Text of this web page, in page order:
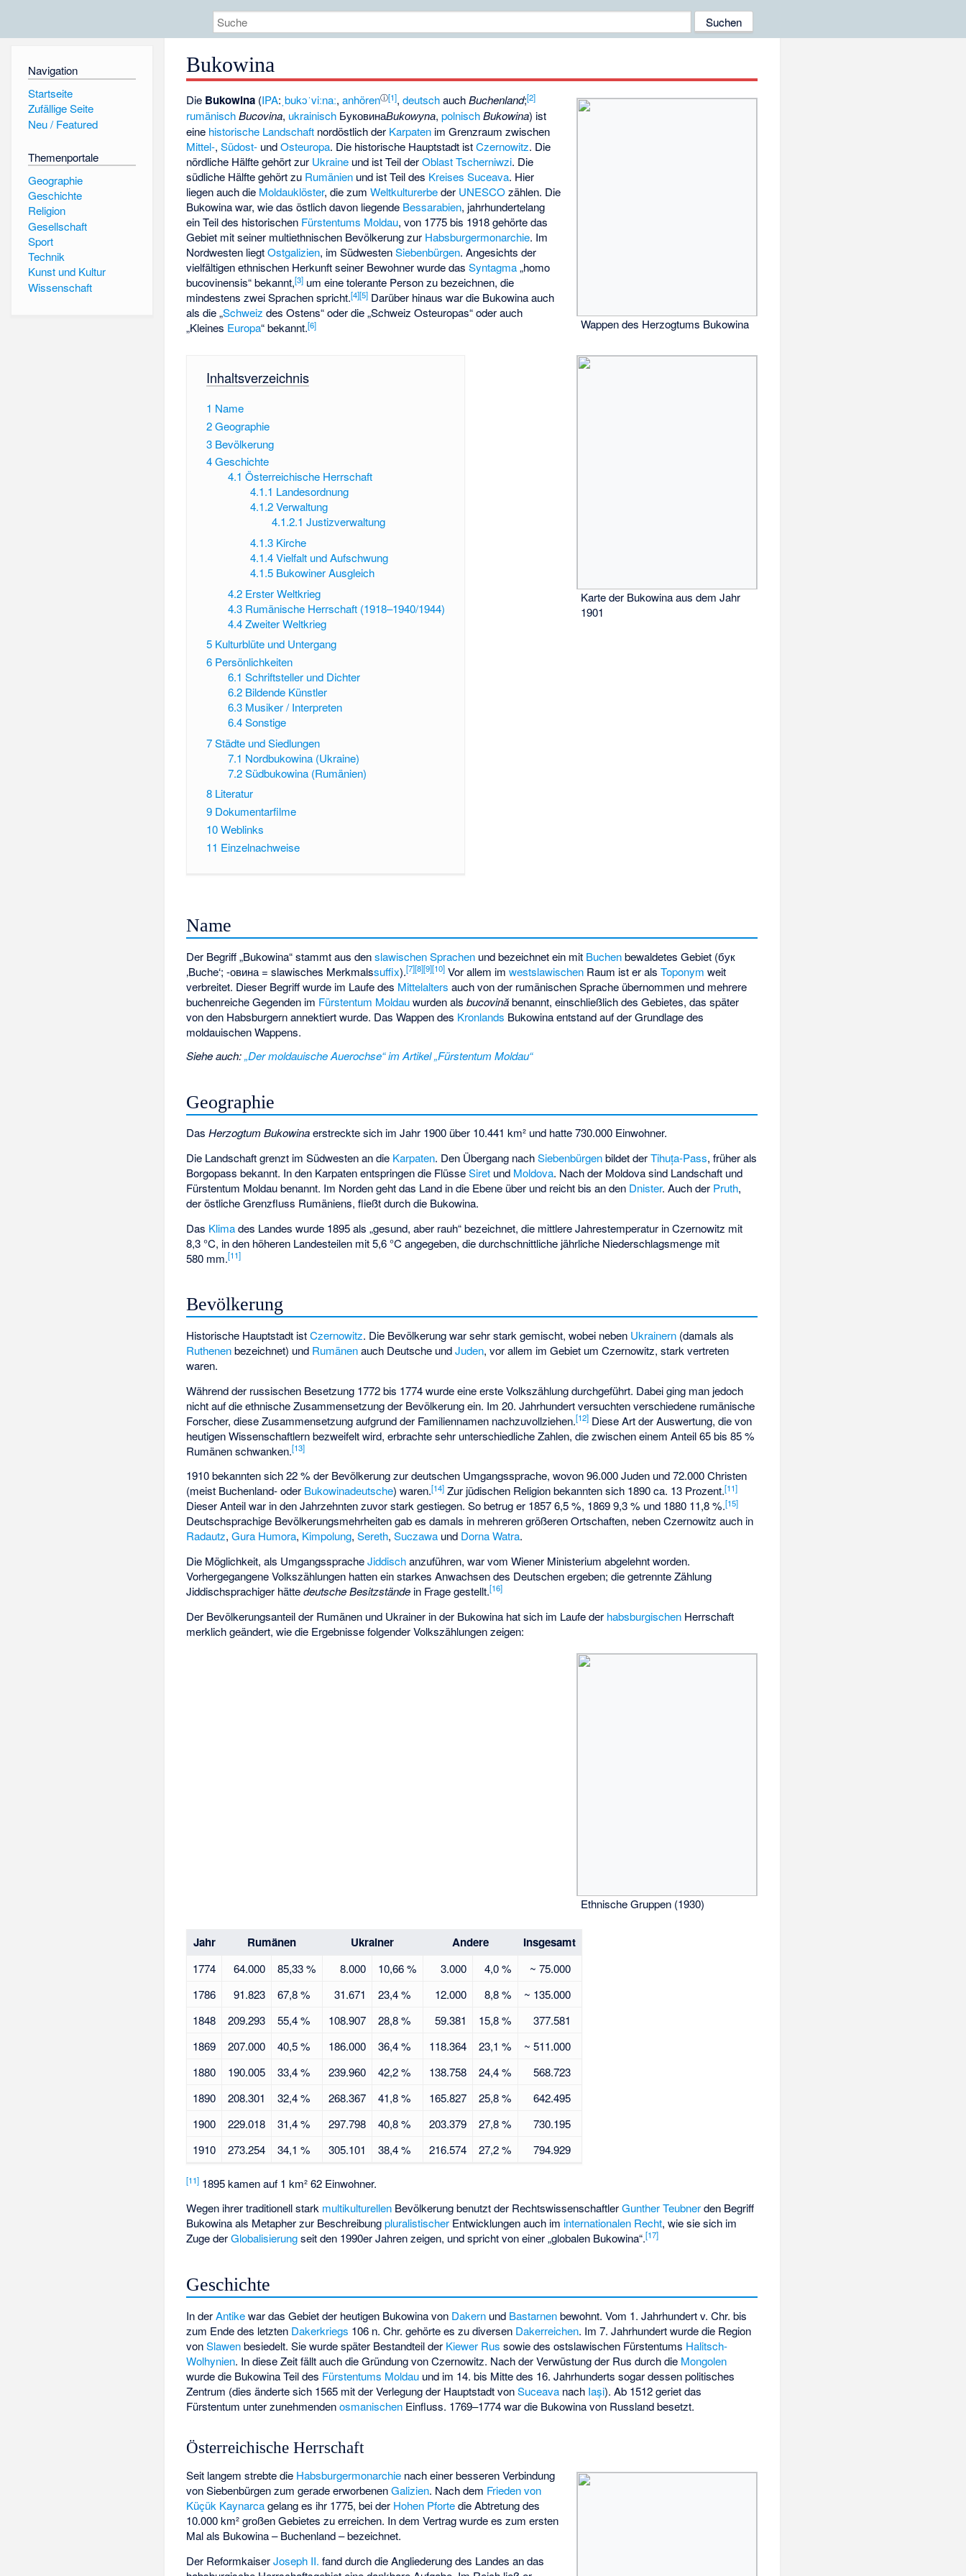
Navigation
Startseite
Zufällige Seite
Neu / Featured
Themenportale
Geographie
Geschichte
Religion
Gesellschaft
Sport
Technik
Kunst und Kultur
Wissenschaft
Bukowina
Wappen des Herzogtums Bukowina
Karte der Bukowina aus dem Jahr
1901
Die Bukowina (IPA: ˌbukɔˈviːnaː,anhörenⓘ[1],deutschauchBuchenland;[2]
rumänisch Bucovina, ukrainisch БуковинаBukowyna,polnisch Bukowina) ist
eine historische Landschaft nordöstlich der Karpaten im Grenzraum zwischen
Mittel-,Südost- undOsteuropa. Die historische Hauptstadt istCzernowitz. Die
nördliche Hälfte gehört zur Ukraine und ist Teil derOblast Tscherniwzi. Die
südliche Hälfte gehört zu Rumänien und ist Teil des Kreises Suceava. Hier
liegen auch die Moldauklöster, die zumWeltkulturerbeder UNESCOzählen. Die
Bukowina war, wie das östlich davon liegende Bessarabien, jahrhundertelang
ein Teil des historischen Fürstentums Moldau, von 1775 bis 1918 gehörte das
Gebiet mit seiner multiethnischen Bevölkerung zur Habsburgermonarchie. Im
Nordwesten liegtOstgalizien, im SüdwestenSiebenbürgen. Angesichts der
vielfältigen ethnischen Herkunft seiner Bewohner wurde dasSyntagma„homo
bucovinensis“ bekannt,[3] um eine tolerante Person zu bezeichnen, die
mindestens zwei Sprachen spricht.[4][5] Darüber hinaus war die Bukowina auch
als die „Schweiz des Ostens“ oder die „Schweiz Osteuropas“ oder auch
„Kleines Europa“ bekannt.[6]
Inhaltsverzeichnis
1 Name
2Geographie
3 Bevölkerung
4Geschichte
4.1 Österreichische Herrschaft
4.1.1 Landesordnung
4.1.2 Verwaltung
4.1.2.1 Justizverwaltung
4.1.3 Kirche
4.1.4 Vielfalt und Aufschwung
4.1.5 Bukowiner Ausgleich
4.2 Erster Weltkrieg
4.3 Rumänische Herrschaft (1918–1940/1944)
4.4 Zweiter Weltkrieg
5 Kulturblüte und Untergang
6 Persönlichkeiten
6.1 Schriftsteller und Dichter
6.2 Bildende Künstler
6.3 Musiker / Interpreten
6.4 Sonstige
7Städte und Siedlungen
7.1 Nordbukowina (Ukraine)
7.2 Südbukowina (Rumänien)
8 Literatur
9 Dokumentarfilme
10Weblinks
11 Einzelnachweise
Name
Der Begriff „Bukowina“ stammt aus denslawischen Sprachen und bezeichnet ein mit Buchenbewaldetes Gebiet (бук
‚Buche‘; -овина = slawisches Merkmalssuffix).[7][8][9][10] Vor allem imwestslawischen Raum ist er alsToponym weit
verbreitet. Dieser Begriff wurde im Laufe des Mittelalters auch von der rumänischen Sprache übernommen und mehrere
buchenreiche Gegenden im Fürstentum Moldauwurden alsbucovinăbenannt, einschließlich des Gebietes, das später
von den Habsburgern annektiert wurde. Das Wappen des Kronlands Bukowina entstand auf der Grundlage des
moldauischen Wappens.
Siehe auch:„Der moldauische Auerochse“ im Artikel „Fürstentum Moldau“
Geographie
DasHerzogtum Bukowinaerstreckte sich im Jahr 1900 über 10.441 km² und hatte 730.000 Einwohner.
Die Landschaft grenzt im Südwesten an die Karpaten. Den Übergang nachSiebenbürgenbildet derTihuța-Pass, früher als
Borgopass bekannt. In den Karpaten entspringen die FlüsseSiret und Moldova. Nach der Moldova sind Landschaft und
Fürstentum Moldau benannt. Im Norden geht das Land in die Ebene über und reicht bis an den Dnister. Auch der Pruth,
der östliche Grenzfluss Rumäniens, fließt durch die Bukowina.
Das Klimades Landes wurde 1895 als „gesund, aber rauh“ bezeichnet, die mittlere Jahrestemperatur in Czernowitz mit
8,3 °C, in den höheren Landesteilen mit 5,6 °C angegeben, die durchschnittliche jährliche Niederschlagsmenge mit
580 mm.[11]
Bevölkerung
Historische Hauptstadt istCzernowitz. Die Bevölkerung war sehr stark gemischt, wobei neben Ukrainern (damals als
Ruthenenbezeichnet) und Rumänenauch Deutsche undJuden, vor allem im Gebiet um Czernowitz, stark vertreten
waren.
Während der russischen Besetzung 1772 bis 1774 wurde eine erste Volkszählung durchgeführt. Dabei ging man jedoch
nicht auf die ethnische Zusammensetzung der Bevölkerung ein. Im 20. Jahrhundert versuchten verschiedene rumänische
Forscher, diese Zusammensetzung aufgrund der Familiennamen nachzuvollziehen.[12] Diese Art der Auswertung, die von
heutigen Wissenschaftlern bezweifelt wird, erbrachte sehr unterschiedliche Zahlen, die zwischen einem Anteil 65 bis 85 %
Rumänen schwanken.[13]
1910 bekannten sich 22 % der Bevölkerung zur deutschen Umgangssprache, wovon 96.000 Juden und 72.000 Christen
(meist Buchenland- oder Bukowinadeutsche) waren.[14] Zur jüdischen Religion bekannten sich 1890 ca. 13 Prozent.[11]
Dieser Anteil war in den Jahrzehnten zuvor stark gestiegen. So betrug er 1857 6,5 %, 1869 9,3 % und 1880 11,8 %.[15]
Deutschsprachige Bevölkerungsmehrheiten gab es damals in mehreren größeren Ortschaften, neben Czernowitz auch in
Radautz,Gura Humora, Kimpolung,Sereth,Suczawa und Dorna Watra.
Die Möglichkeit, als UmgangsspracheJiddischanzuführen, war vom Wiener Ministerium abgelehnt worden.
Vorhergegangene Volkszählungen hatten ein starkes Anwachsen des Deutschen ergeben; die getrennte Zählung
Jiddischsprachiger hättedeutsche Besitzstände in Frage gestellt.[16]
Der Bevölkerungsanteil der Rumänen und Ukrainer in der Bukowina hat sich im Laufe der habsburgischen Herrschaft
merklich geändert, wie die Ergebnisse folgender Volkszählungen zeigen:
Ethnische Gruppen (1930)
Jahr Rumänen Ukrainer Andere Insgesamt
1774 64.000 85,33 % 8.000 10,66 % 3.000 4,0 %
~ 75.000
1786
91.823 67,8 % 31.671 23,4 % 12.000 8,8 %
~ 135.000
1848
209.293 55,4 % 108.907 28,8 % 59.381 15,8 %
377.581
1869
207.000 40,5 % 186.000 36,4 % 118.364 23,1 %
~ 511.000
1880
190.005 33,4 % 239.960 42,2 % 138.758 24,4 %
568.723
1890
208.301 32,4 % 268.367 41,8 % 165.827 25,8 %
642.495
1900
229.018 31,4 % 297.798 40,8 % 203.379 27,8 %
730.195
1910
273.254 34,1 % 305.101 38,4 % 216.574 27,2 % 794.929
[11] 1895 kamen auf 1 km² 62 Einwohner.
Wegen ihrer traditionell stark multikulturellen Bevölkerung benutzt der RechtswissenschaftlerGunther Teubnerden Begriff
Bukowina als Metapher zur Beschreibungpluralistischer Entwicklungen auch im internationalen Recht, wie sie sich im
Zuge derGlobalisierungseit den 1990er Jahren zeigen, und spricht von einer „globalen Bukowina“.[17]
Geschichte
In derAntikewar das Gebiet der heutigen Bukowina von Dakern und Bastarnenbewohnt. Vom 1. Jahrhundert v. Chr. bis
zum Ende des letzten Dakerkriegs 106 n. Chr. gehörte es zu diversen Dakerreichen. Im 7. Jahrhundert wurde die Region
vonSlawenbesiedelt. Sie wurde später Bestandteil der Kiewer Rus sowie des ostslawischen Fürstentums Halitsch-
Wolhynien. In diese Zeit fällt auch die Gründung von Czernowitz. Nach der Verwüstung der Rus durch die Mongolen
wurde die Bukowina Teil des Fürstentums Moldau und im 14. bis Mitte des 16. Jahrhunderts sogar dessen politisches
Zentrum (dies änderte sich 1565 mit der Verlegung der Hauptstadt vonSuceava nach Iași). Ab 1512 geriet das
Fürstentum unter zunehmendenosmanischen Einfluss. 1769–1774 war die Bukowina von Russland besetzt.
Österreichische Herrschaft
Seit langem strebte die Habsburgermonarchie nach einer besseren Verbindung
von Siebenbürgen zum gerade erworbenenGalizien. Nach dem Frieden von
Küçük Kaynarcagelang es ihr 1775, bei der Hohen Pfortedie Abtretung des
10.000 km² großen Gebietes zu erreichen. In dem Vertrag wurde es zum ersten
Mal als Bukowina – Buchenland – bezeichnet.
Der ReformkaiserJoseph II. fand durch die Angliederung des Landes an das